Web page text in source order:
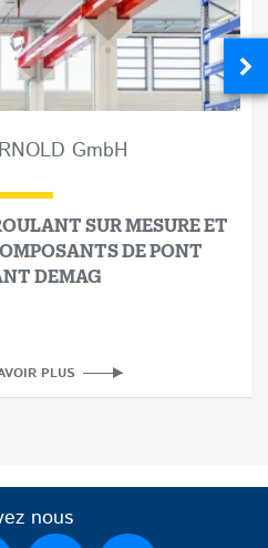
GmbH
SUR MESURE ET
DE PONT
DEMAG
PLUS
nous